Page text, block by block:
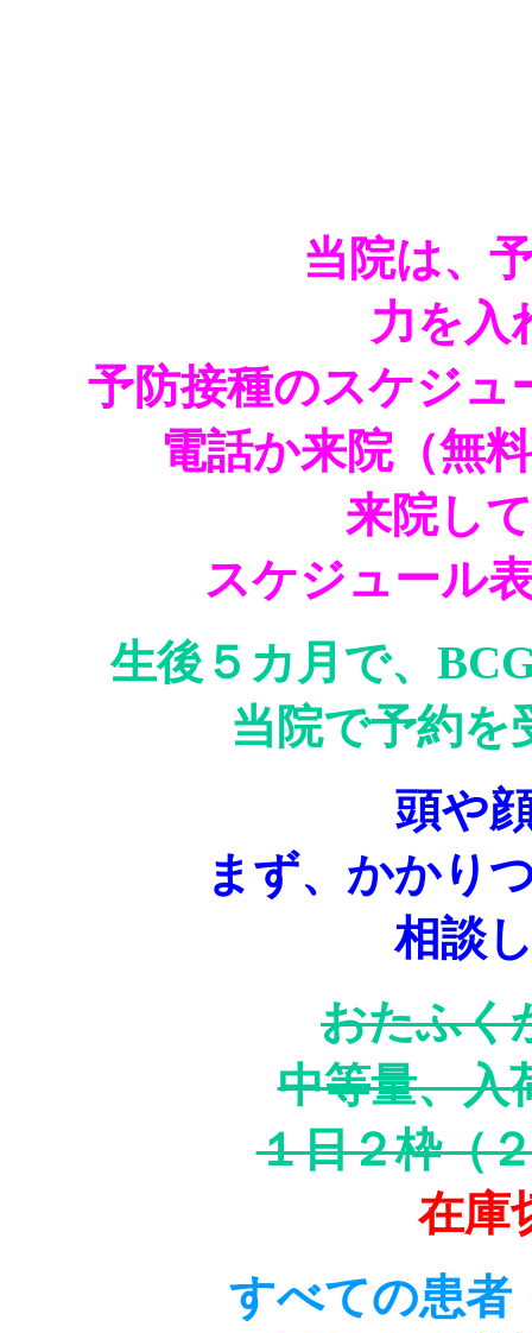
当院は、
力を入
予防接種のスケジュ
電話か来院（無
来院し
スケジュール
生後５カ月で、
当院で予約を
頭や
まず、かかり
相談
おたふく
中等量、入
１日２枠（
在庫
すべての患者